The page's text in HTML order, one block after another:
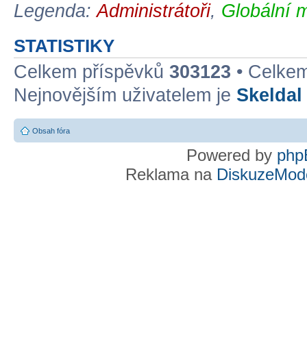
Legenda:Administrátoři, Globální
STATISTIKY
Celkem příspěvků 303123 •
Nejnovějším uživatelem je Skeldal
Obsah fóra
Powered by
Reklama na